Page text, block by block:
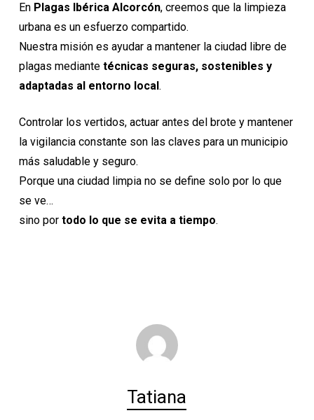
En Plagas IbéricaAlcorcón, creemos que la limpieza
urbana es un esfuerzo compartido.
Nuestra misión es ayudar a mantener la ciudad libre de
plagas mediante técnicas seguras, sostenibles y
adaptadas al entorno local.
Controlar los vertidos, actuar antes del brote y mantener
la vigilancia constante son las claves para un municipio
más saludable y seguro.
Porque una ciudad limpia no se define solo por lo que
se ve…
sino por todo lo que se evita a tiempo.
Tatiana